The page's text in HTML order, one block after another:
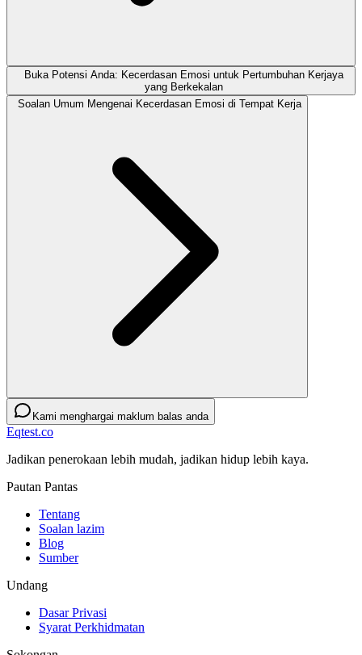
Buka Potensi Anda: Kecerdasan Emosi untuk Pertumbuhan Kerjaya
yang Berkekalan
Soalan Umum Mengenai Kecerdasan Emosi di Tempat Kerja
Kami menghargai maklum balas anda
Eqtest.co
Jadikan penerokaan lebih mudah, jadikan hidup lebih kaya.
Pautan Pantas
Tentang
Soalan lazim
Blog
Sumber
Undang
Dasar Privasi
Syarat Perkhidmatan